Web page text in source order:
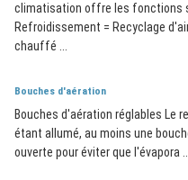
climatisation offre les fonctions
Refroidissement = Recyclage
chauffé ...
Bouches d'aération
Bouches d'aération réglables Le
étant allumé, au moins une
ouverte pour éviter que l'évapora ...